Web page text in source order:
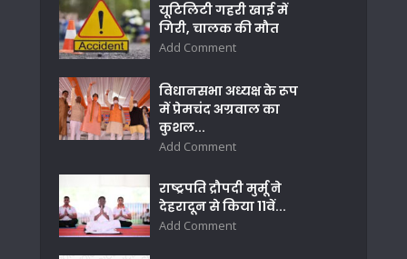
यूटिलिटी गहरी खाई में
गिरी, चालक की मौत
Add Comment
विधानसभा अध्यक्ष के रूप
में प्रेमचंद अग्रवाल का
कुशल...
Add Comment
राष्ट्रपति द्रौपदी मुर्मू ने
देहरादून से किया 11वें...
Add Comment